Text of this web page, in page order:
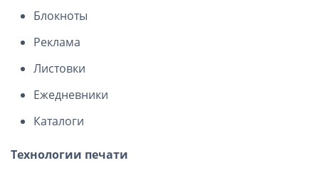
Блокноты
Реклама
Листовки
Ежедневники
Каталоги
Технологии печати